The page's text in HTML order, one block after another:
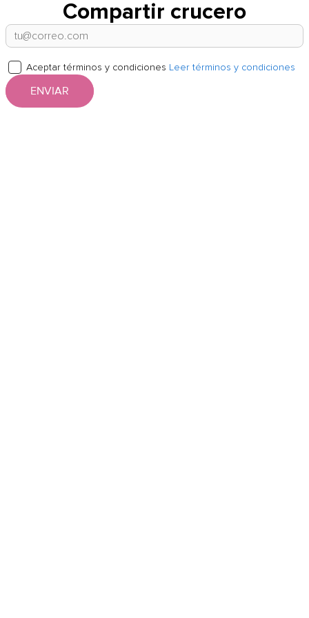
Compartir crucero
Aceptar términos y condiciones Leer términos y condiciones
ENVIAR